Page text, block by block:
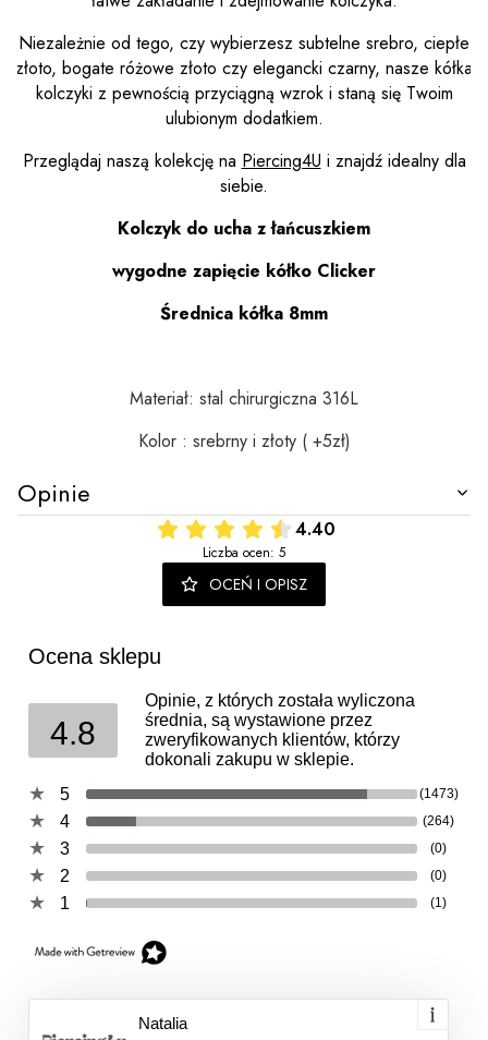
Niezależnie od tego, czy wybierzesz subtelne srebro, ciepłe
złoto, bogate różowe złoto czy elegancki czarny, nasze kółka
kolczyki z pewnością przyciągną wzrok i staną się Twoim
ulubionym dodatkiem.
Przeglądaj naszą kolekcję na Piercing4U i znajdź idealny dla
siebie.
Kolczyk do ucha z łańcuszkiem
wygodne zapięcie kółko Clicker
Średnica kółka 8mm
Materiał: stal chirurgiczna 316L
Kolor : srebrny i złoty ( +5zł)
Opinie
4.40
Liczba ocen: 5
OCEŃ I OPISZ
Ocena sklepu
4.8
Opinie, z których została wyliczona
średnia, są wystawione przez
zweryfikowanych klientów, którzy
dokonali zakupu w sklepie.
5
(1473)
4 (264)
3 (0)
2 (0)
1 (1)
Natalia